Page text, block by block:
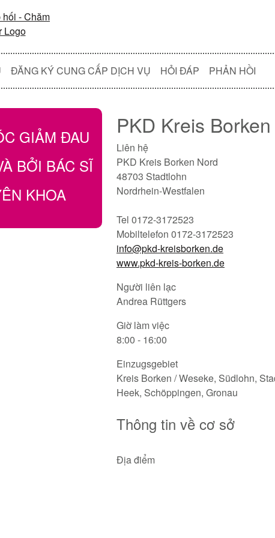
ĐĂNG KÝ CUNG CẤP DỊCH VỤ HỎI ĐÁP PHẢN HỒI
GIẢM ĐAU
BỞI BÁC SĨ
KHOA
PKD Kreis
Liên hệ
PKD Kreis Borken Nord
48703 Stadtlohn
Nordrhein-Westfalen
Tel 0172-3172523
Mobiltelefon 0172-3172523
info@pkd-kreisborken.de
www.pkd-kreis-borken.de
Người liên lạc
Andrea Rüttgers
Giờ làm việc
8:00 - 16:00
Einzugsgebiet
Kreis Borken / Weseke, Südlohn,
Heek, Schöppingen, Gronau
Thông tin về cơ sở
Địa điểm